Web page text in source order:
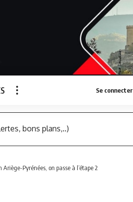
Se connecter
bons plans,..)
Pyrénées, on passe à l’étape 2